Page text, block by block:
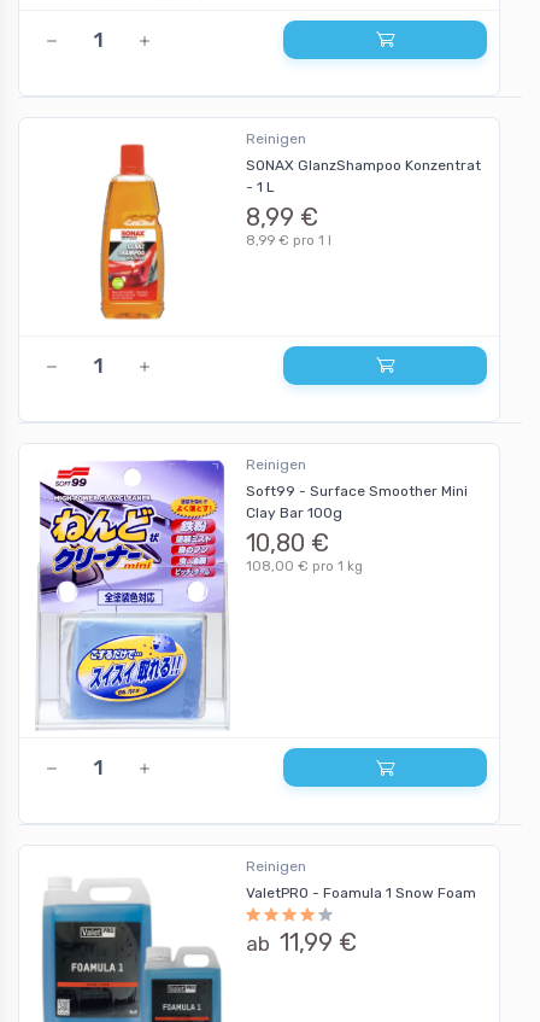
Reinigen
SONAX GlanzShampoo Konzentrat
- 1 L
8,99 €
8,99 € pro 1 l
Reinigen
Soft99 - Surface Smoother Mini
Clay Bar 100g
10,80 €
108,00 € pro 1 kg
Reinigen
ValetPRO - Foamula 1 Snow Foam
ab 11,99 €